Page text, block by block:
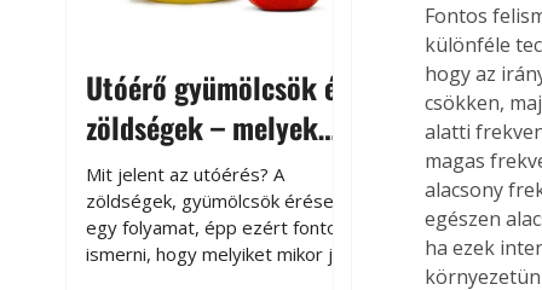
Utóérő gyümölcsök és
zöldségek – melyek
érnek tovább leszedés
után?
Mit jelent az utóérés? A
zöldségek, gyümölcsök érése
egy folyamat, épp ezért fontos
ismerni, hogy melyiket mikor jó
Fontos
különféle
hogy az
csökken,
alatti
magas
alacsony
egészen
ha ezek